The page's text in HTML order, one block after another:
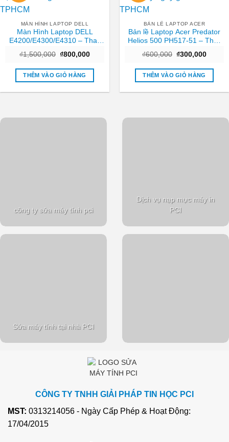
MÀN HÌNH LAPTOP DELL
Màn Hình Laptop DELL
E4200/E4300/E4310 – Thay
₫1,500,000 Giá
là:
₫1,500,000.
₫800,000Giá
tại
₫800,000.
THÊM VÀO GIỎ HÀNG
BẢN LỀ LAPTOP ACER
Bản lề Laptop Acer Predator
Helios 500 PH517-51 – Thay
₫600,000 Giá
là:
₫600,000.
₫300,000Giá
tại
THÊM VÀO GIỎ HÀNG
công ty sửa máy tính pci
Dịch vụ nạp mực máy in
PCI
Sửa máy tính tại nhà PCI
CÔNG TY TNHH GIẢI PHÁP TIN HỌC PCI
MST: 0313214056 - Ngày Cấp Phép & Hoạt Động:
17/04/2015